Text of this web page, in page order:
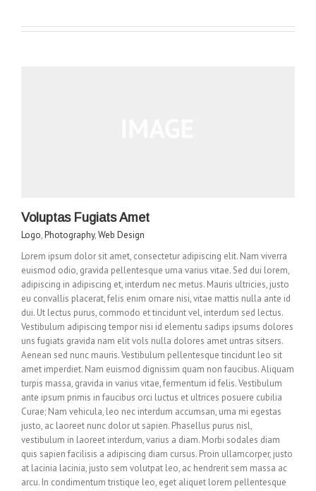
Voluptas Fugiats Amet
Logo,Photography,Web Design
Lorem ipsum dolor sit amet, consectetur adipiscing elit. Nam viverra
euismod odio, gravida pellentesque urna varius vitae. Sed dui lorem,
adipiscing in adipiscing et, interdum nec metus. Mauris ultricies, justo
eu convallis placerat, felis enim ornare nisi, vitae mattis nulla ante id
dui. Ut lectus purus, commodo et tincidunt vel, interdum sed lectus.
Vestibulum adipiscing tempor nisi id elementu sadips ipsums dolores
uns fugiats gravida nam elit vols nulla dolores amet untras sitsers.
Aenean sed nunc mauris. Vestibulum pellentesque tincidunt leo sit
amet imperdiet. Nam euismod dignissim quam non faucibus. Aliquam
turpis massa, gravida in varius vitae, fermentum id felis. Vestibulum
ante ipsum primis in faucibus orci luctus et ultrices posuere cubilia
Curae; Nam vehicula, leo nec interdum accumsan, urna mi egestas
justo, ac laoreet nunc dolor ut sapien. Phasellus purus nisl,
vestibulum in laoreet interdum, varius a diam. Morbi sodales diam
quis sapien facilisis a adipiscing diam cursus. Proin ullamcorper, justo
at lacinia lacinia, justo sem volutpat leo, ac hendrerit sem massa ac
arcu. In condimentum tristique leo, eget aliquet lorem pellentesque